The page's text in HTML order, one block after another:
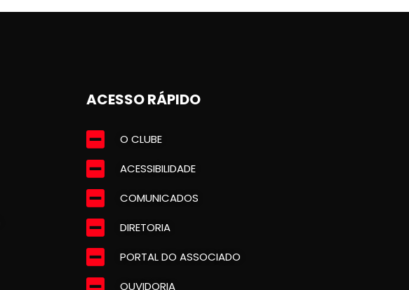
ACESSO RÁPIDO
O CLUBE
ACESSIBILIDADE
COMUNICADOS
DIRETORIA
PORTAL DO ASSOCIADO
OUVIDORIA